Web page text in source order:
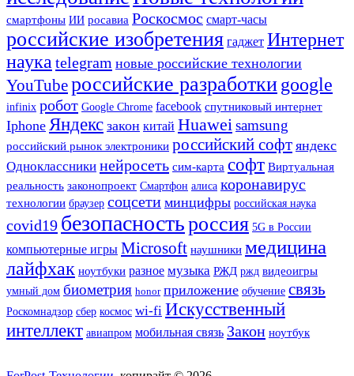
смартфоны ИИ росавиа Роскосмос смарт-часы
российские изобретения гаджет Интернет
наука telegram новые российские технологии
YouTubeроссийские разработкиgoogle
infinix робот Google Chrome facebook спутниковый интернет
Iphone Яндекс закон китай Huaweisamsung
российский рынок электроники российский софт яндекс
Одноклассники нейросеть сим-карта софт Виртуальная
реальность законопроект Смартфон алиса коронавирус
технологии браузер соцсети минцифры российская наука
covid19 безопасностьроссия 5G в России
компьютерные игры Microsoft наушники медицина
лайфхак ноутбуки разное музыка РЖД ржд видеоигры
умный дом биометрия honor приложение обучение связь
Роскомнадзор сбер космос wi-fi Искусственный
интеллект авиапром мобильная связь Закон ноутбук